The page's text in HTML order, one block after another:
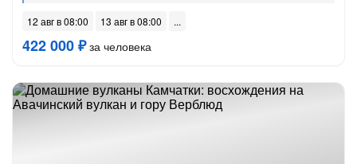
12 авг в 08:00 13 авг в 08:00
422 000 ₽за человека